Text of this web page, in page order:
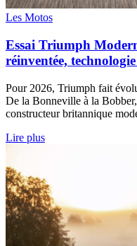
Les Motos
Essai Triumph
réinventée, technologie
Pour 2026, Triumph fait
De la Bonneville à la
constructeur britannique
Lire plus